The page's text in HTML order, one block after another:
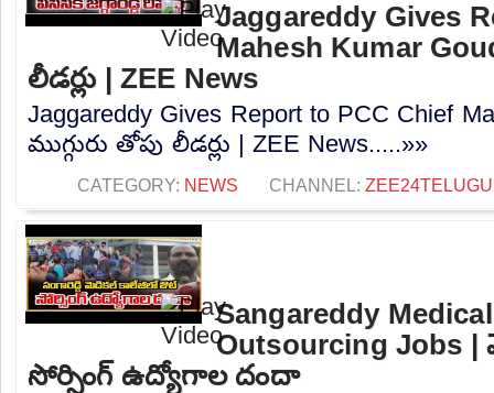
Jaggareddy Gives
Mahesh Kumar
లీడర్లు | ZEE News
Jaggareddy Gives Report to PCC Chief
ముగ్గురు తోపు లీడర్లు | ZEE News.....»»
CATEGORY: NEWS CHANNEL:
Sangareddy
Outsourcing
సోర్సింగ్‌ ఉద్యోగాల దందా